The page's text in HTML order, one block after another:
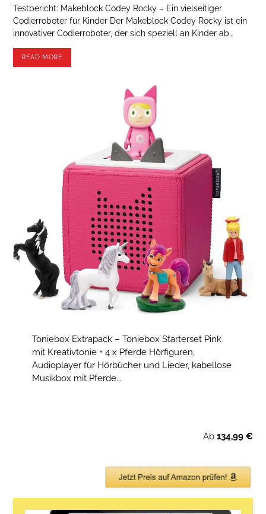
Testbericht: Makeblock Codey Rocky – Ein vielseitiger
Codierroboter für Kinder Der Makeblock Codey Rocky ist ein
innovativer Codierroboter, der sich speziell an Kinder ab…
READ MORE
Toniebox Extrapack – Toniebox Starterset Pink
mit Kreativtonie + 4 x Pferde Hörfiguren,
Audioplayer für Hörbücher und Lieder, kabellose
Musikbox mit Pferde...
Ab134,99 €